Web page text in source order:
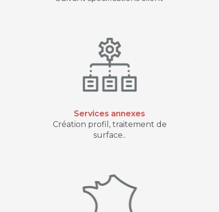
Services annexes
Création profil, traitement de
surface..